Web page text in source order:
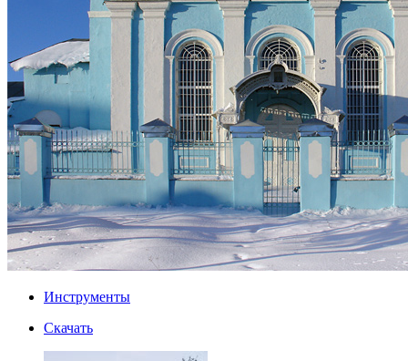
Инструменты
Скачать